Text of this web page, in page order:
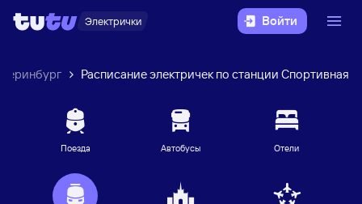
Электрички Войти
Расписание электричек по станции Спортивная
Поезда Автобусы Отели